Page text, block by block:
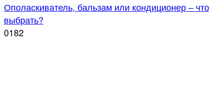
Ополаскиватель, бальзам или кондиционер – что
выбрать?
0182